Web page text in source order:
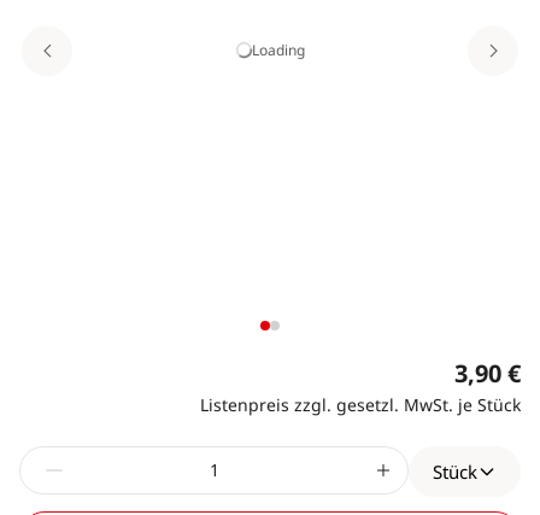
Loading
3,90 €
Listenpreis zzgl. gesetzl. MwSt. je Stück
Stück